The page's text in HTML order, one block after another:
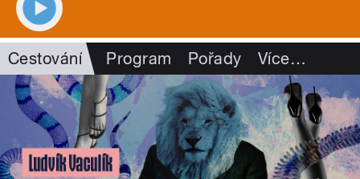
Cestování Program Pořady Více…